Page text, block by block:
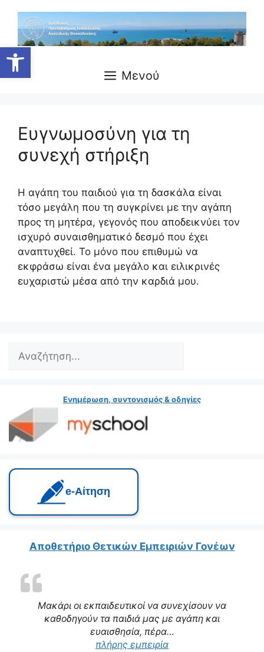
Ανοίξτε τη γραμμή εργαλείων
περιεχόμενο
Μενού
Ευγνωμοσύνη για τη
συνεχή στήριξη
Η αγάπη του παιδιού για τη δασκάλα είναι
τόσο μεγάλη που τη συγκρίνει με την αγάπη
προς τη μητέρα, γεγονός που αποδεικνύει τον
ισχυρό συναισθηματικό δεσμό που έχει
αναπτυχθεί. Το μόνο που επιθυμώ να
εκφράσω είναι ένα μεγάλο και ειλικρινές
ευχαριστώ μέσα από την καρδιά μου.
Ενημέρωση, συντονισμός & οδηγίες
e‑Αίτηση
Μακάρι οι εκπαιδευτικοί να συνεχίσουν να
καθοδηγούν τα παιδιά μας με αγάπη και
ευαισθησία, πέρα…
πλήρης εμπειρία“Η δασκάλα μας
Αποθετήριο Θετικών Εμπειριών Γονέων